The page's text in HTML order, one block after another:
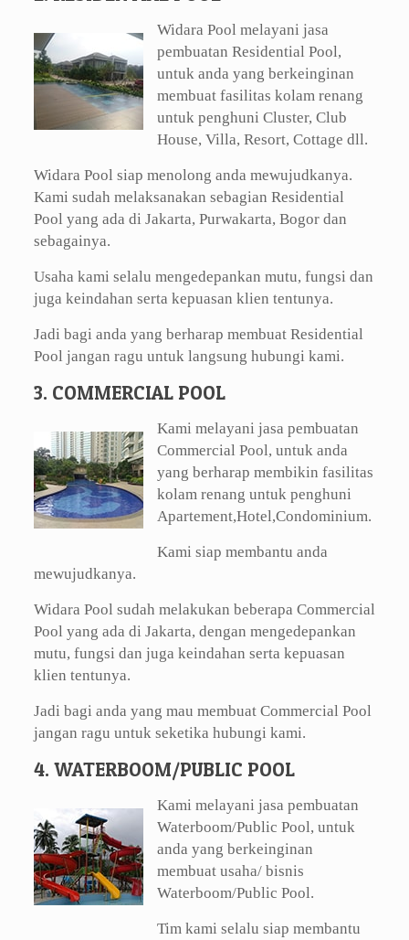
Widara Pool melayani jasa
pembuatan Residential Pool,
untuk anda yang berkeinginan
membuat fasilitas kolam renang
untuk penghuni Cluster, Club
House, Villa, Resort, Cottage dll.
Widara Pool siap menolong anda mewujudkanya.
Kami sudah melaksanakan sebagian Residential
Pool yang ada di Jakarta, Purwakarta, Bogor dan
sebagainya.
Usaha kami selalu mengedepankan mutu, fungsi dan
juga keindahan serta kepuasan klien tentunya.
Jadi bagi anda yang berharap membuat Residential
Pool jangan ragu untuk langsung hubungi kami.
3. COMMERCIAL POOL
Kami melayani jasa pembuatan
Commercial Pool, untuk anda
yang berharap membikin fasilitas
kolam renang untuk penghuni
Apartement,Hotel,Condominium.
Kami siap membantu anda
mewujudkanya.
Widara Pool sudah melakukan beberapa Commercial
Pool yang ada di Jakarta, dengan mengedepankan
mutu, fungsi dan juga keindahan serta kepuasan
klien tentunya.
Jadi bagi anda yang mau membuat Commercial Pool
jangan ragu untuk seketika hubungi kami.
4. WATERBOOM/PUBLIC POOL
Kami melayani jasa pembuatan
Waterboom/Public Pool, untuk
anda yang berkeinginan
membuat usaha/ bisnis
Waterboom/Public Pool.
Tim kami selalu siap membantu